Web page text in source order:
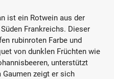
ist ein Rotwein aus der
Frankreichs. Dieser
rubinroten Farbe und
von dunklen Früchten wie
unterstützt
zeigt er sich